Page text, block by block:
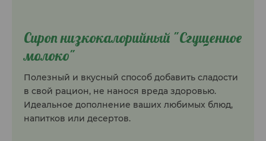
Сироп низкокалорийный "Сгущенное
молоко"
Полезный и вкусный способ добавить сладости
в свой рацион, не нанося вреда здоровью.
Идеальное дополнение ваших любимых блюд,
напитков или десертов.